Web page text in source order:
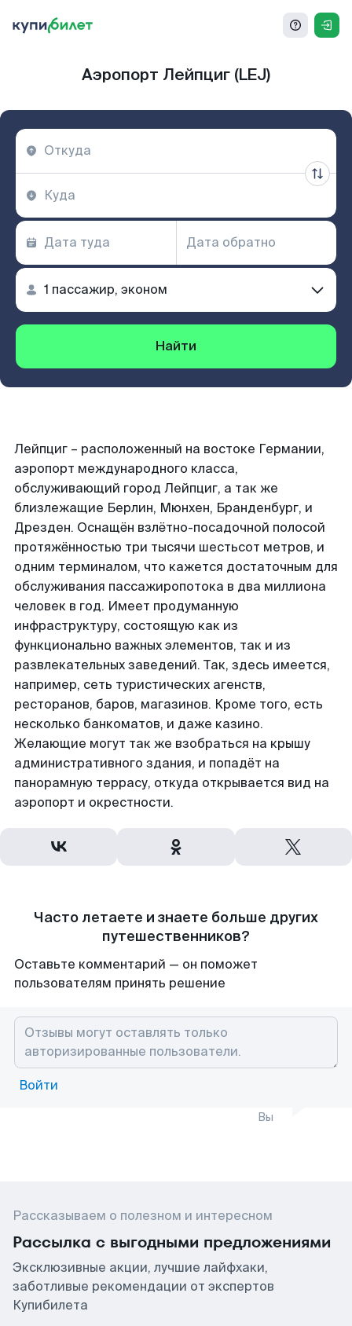
Аэропорт Лейпциг (LEJ)
Найти
Лейпциг – расположенный на востоке Германии,
аэропорт международного класса,
обслуживающий город Лейпциг, а так же
близлежащие Берлин, Мюнхен, Бранденбург, и
Дрезден. Оснащён взлётно-посадочной полосой
протяжённостью три тысячи шестьсот метров, и
одним терминалом, что кажется достаточным для
обслуживания пассажиропотока в два миллиона
человек в год. Имеет продуманную
инфраструктуру, состоящую как из
функционально важных элементов, так и из
развлекательных заведений. Так, здесь имеется,
например, сеть туристических агенств,
ресторанов, баров, магазинов. Кроме того, есть
несколько банкоматов, и даже казино.
Желающие могут так же взобраться на крышу
административного здания, и попадёт на
панорамную террасу, откуда открывается вид на
аэропорт и окрестности.
Часто летаете и знаете больше других
путешественников?
Оставьте комментарий — он поможет
пользователям принять решение
Войти
Вы
Рассказываем о полезном и интересном
Рассылка с выгодными предложениями
Эксклюзивные акции, лучшие лайфхаки,
заботливые рекомендации от экспертов
Купибилета